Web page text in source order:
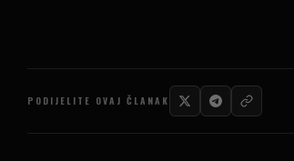
PODIJELITE OVAJ ČLANAK